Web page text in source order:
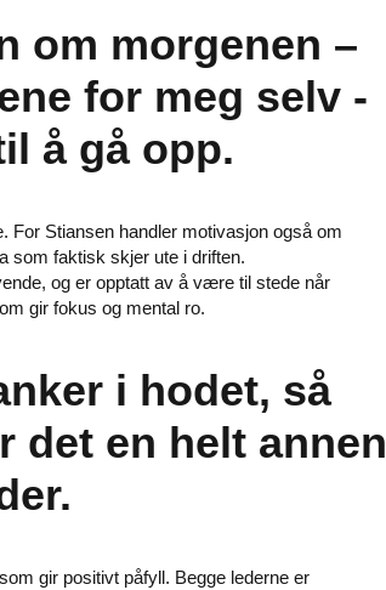
om morgenen –
for meg selv -
å gå opp.
For Stiansen handler motivasjon også om
som faktisk skjer ute i driften.
og er opptatt av å være til stede når
gir fokus og mental ro.
i hodet, så
det en helt annen
gir positivt påfyll. Begge lederne er